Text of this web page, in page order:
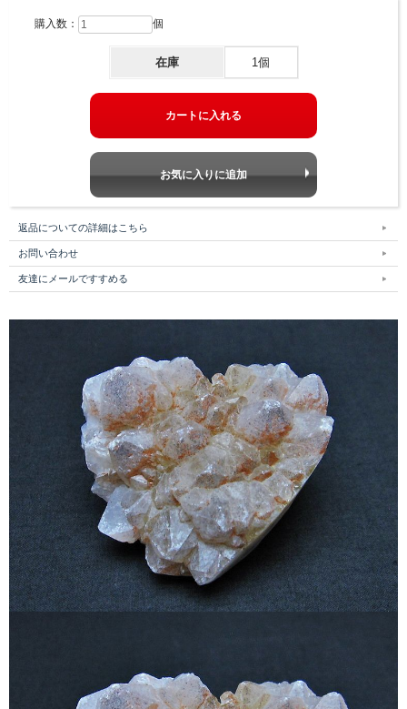
購入数： 個
在庫 1個
返品についての詳細はこちら
お問い合わせ
友達にメールですすめる